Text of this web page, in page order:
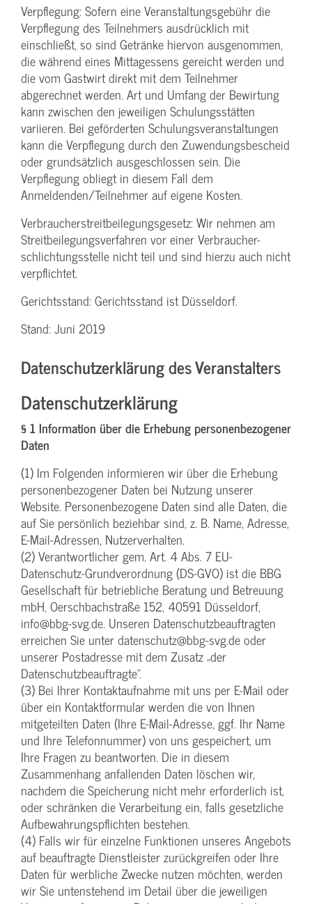
Verpflegung: Sofern eine Veranstaltungs­gebühr die
Verpflegung des Teilnehmers ausdrücklich mit
einschließt, so sind Getränke hiervon ausgenommen,
die während eines Mittagessens gereicht werden und
die vom Gastwirt direkt mit dem Teilnehmer
abgerechnet werden. Art und Umfang der Bewirtung
kann zwischen den jeweiligen Schulungsstätten
variieren. Bei geförderten Schulungs­veranstaltungen
kann die Verpflegung durch den Zuwendungs­bescheid
oder grundsätzlich ausgeschlossen sein. Die
Verpflegung obliegt in diesem Fall dem
Anmeldenden/­Teilnehmer auf eigene Kosten.
Verbraucher­streitbeilegungs­gesetz: Wir nehmen am
Streit­beilegungs­verfahren vor einer Verbraucher­
schlichtungs­stelle nicht teil und sind hierzu auch nicht
verpflichtet.
Gerichtsstand: Gerichtsstand ist Düsseldorf.
Stand: Juni 2019
Datenschutzerklärung des Veranstalters
Datenschutzerklärung
§ 1 Information über die Erhebung personenbezogener
Daten
(1) Im Folgenden informieren wir über die Erhebung
personenbezogener Daten bei Nutzung unserer
Website. Personenbezogene Daten sind alle Daten, die
auf Sie persönlich beziehbar sind, z. B. Name, Adresse,
E-Mail-Adressen, Nutzerverhalten.
(2) Verantwortlicher gem. Art. 4 Abs. 7 EU-
Datenschutz-Grundverordnung (DS-GVO) ist die BBG
Gesellschaft für betriebliche Beratung und Betreuung
mbH, Oerschbachstraße 152, 40591 Düsseldorf,
info@bbg-svg.de. Unseren Datenschutzbeauftragten
erreichen Sie unter datenschutz@bbg-svg.de oder
unserer Postadresse mit dem Zusatz „der
Datenschutzbeauftragte“.
(3) Bei Ihrer Kontaktaufnahme mit uns per E-Mail oder
über ein Kontaktformular werden die von Ihnen
mitgeteilten Daten (Ihre E-Mail-Adresse, ggf. Ihr Name
und Ihre Telefonnummer) von uns gespeichert, um
Ihre Fragen zu beantworten. Die in diesem
Zusammenhang anfallenden Daten löschen wir,
nachdem die Speicherung nicht mehr erforderlich ist,
oder schränken die Verarbeitung ein, falls gesetzliche
Aufbewahrungspflichten bestehen.
(4) Falls wir für einzelne Funktionen unseres Angebots
auf beauftragte Dienstleister zurückgreifen oder Ihre
Daten für werbliche Zwecke nutzen möchten, werden
wir Sie untenstehend im Detail über die jeweiligen